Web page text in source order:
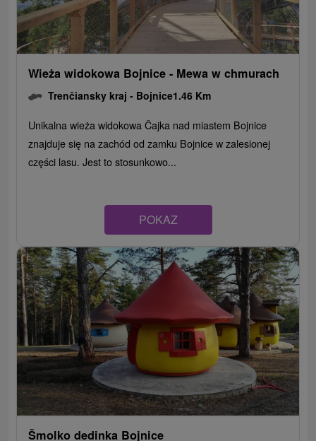
Wieża widokowa Bojnice - Mewa w chmurach
Trenčiansky kraj - Bojnice1.46 Km
Unikalna wieża widokowa Čajka nad miastem Bojnice
znajduje się na zachód od zamku Bojnice w zalesionej
części lasu. Jest to stosunkowo...
POKAZ
Šmolko dedinka Bojnice